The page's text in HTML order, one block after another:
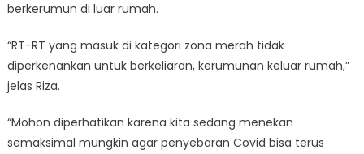
berkerumun di luar rumah.
“RT-RT yang masuk di kategori zona merah tidak
diperkenankan untuk berkeliaran, kerumunan keluar rumah,”
jelas Riza.
“Mohon diperhatikan karena kita sedang menekan
semaksimal mungkin agar penyebaran Covid bisa terus